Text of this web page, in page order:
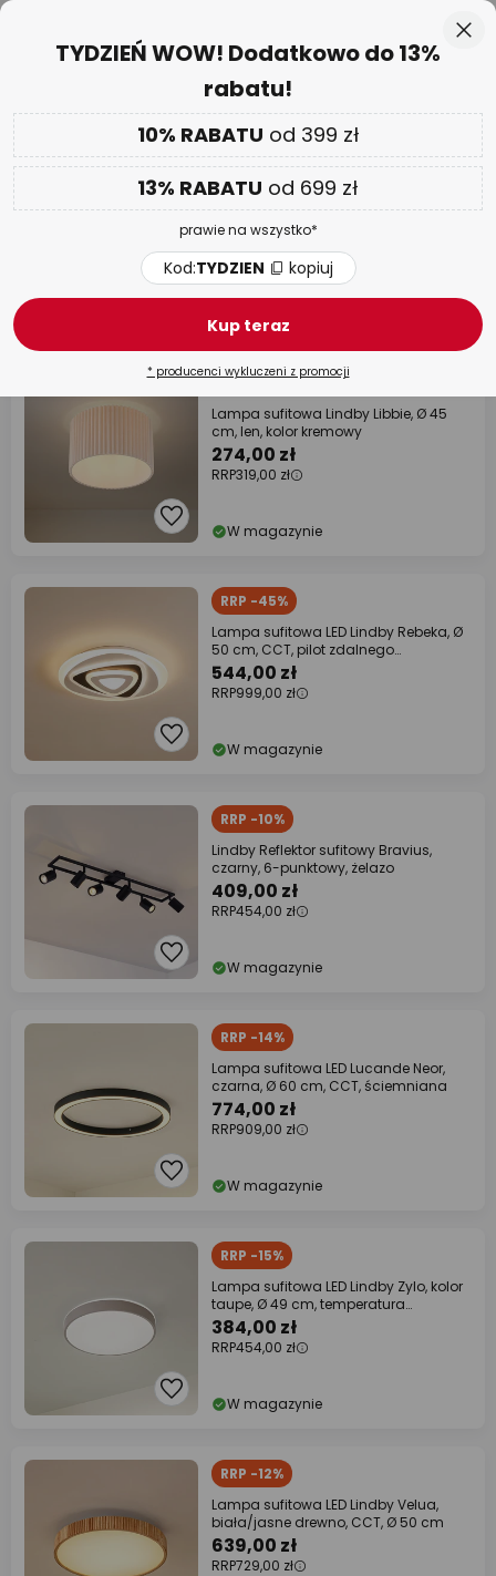
Przejdź
01 D 19 G 04 M 28 S
DODATKOWOnawet do 13% RABATU!
Kod:TYDZIEN kopiuj
TYDZIEŃ WOW| do -70%
Lampy sufitowe
5009 artykułów
RRP -14%
Lampa sufitowa Lindby Libbie, Ø 45
cm, len, kolor kremowy
274,00 zł
RRP319,00 zł
W magazynie
RRP -45%
Lampa sufitowa LED Lindby Rebeka, Ø
50 cm, CCT, pilot zdalnego
sterowania
544,00 zł
RRP999,00 zł
W magazynie
RRP -10%
Lindby Reflektor sufitowy Bravius,
czarny, 6-punktowy, żelazo
409,00 zł
RRP454,00 zł
W magazynie
RRP -14%
Lampa sufitowa LED Lucande Neor,
czarna, Ø 60 cm, CCT, ściemniana
774,00 zł
RRP909,00 zł
W magazynie
RRP -15%
Lampa sufitowa LED Lindby Zylo, kolor
taupe, Ø 49 cm, temperatura
barwowa
384,00 zł
RRP454,00 zł
W magazynie
RRP -12%
Lampa sufitowa LED Lindby Velua,
biała/jasne drewno, CCT, Ø 50 cm
639,00 zł
RRP729,00 zł
TYDZIEŃ WOW! Dodatkowo do 13%
rabatu!
10% RABATU od 399 zł
13% RABATU od 699 zł
prawie na wszystko*
Kod:TYDZIEN kopiuj
Kup teraz
* producenci wykluczeni z promocji